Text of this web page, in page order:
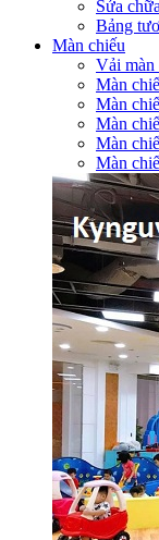
Sửa
Bảng
Màn chiếu
Vải màn
Màn
Màn
Màn
Màn
Màn